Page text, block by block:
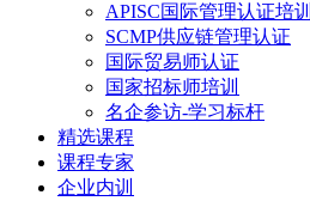
APISC国际管理认证培训
SCMP供应链管理认证
国际贸易师认证
国家招标师培训
名企参访-学习标杆
精选课程
课程专家
企业内训